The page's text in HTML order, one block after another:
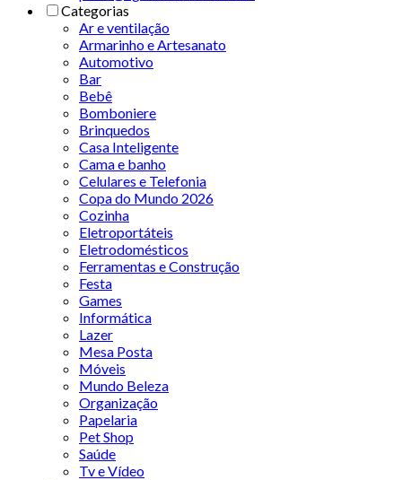
Categorias
Ar e ventilação
Armarinho e Artesanato
Automotivo
Bar
Bebê
Bomboniere
Brinquedos
Casa Inteligente
Cama e banho
Celulares e Telefonia
Copa do Mundo 2026
Cozinha
Eletroportáteis
Eletrodomésticos
Ferramentas e Construção
Festa
Games
Informática
Lazer
Mesa Posta
Móveis
Mundo Beleza
Organização
Papelaria
Pet Shop
Saúde
Tv e Vídeo